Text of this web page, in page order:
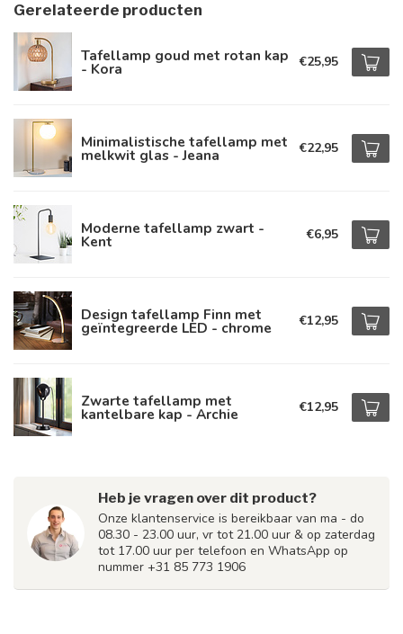
Gerelateerde producten
Tafellamp goud met rotan kap
- Kora €25,95
Minimalistische tafellamp met
melkwit glas - Jeana €22,95
Moderne tafellamp zwart -
Kent €6,95
Design tafellamp Finn met
geïntegreerde LED - chrome €12,95
Zwarte tafellamp met
kantelbare kap - Archie €12,95
Heb je vragen over dit product?
Onze klantenservice is bereikbaar van ma - do
08.30 - 23.00 uur, vr tot 21.00 uur & op zaterdag
tot 17.00 uur per telefoon en WhatsApp op
nummer +31 85 773 1906